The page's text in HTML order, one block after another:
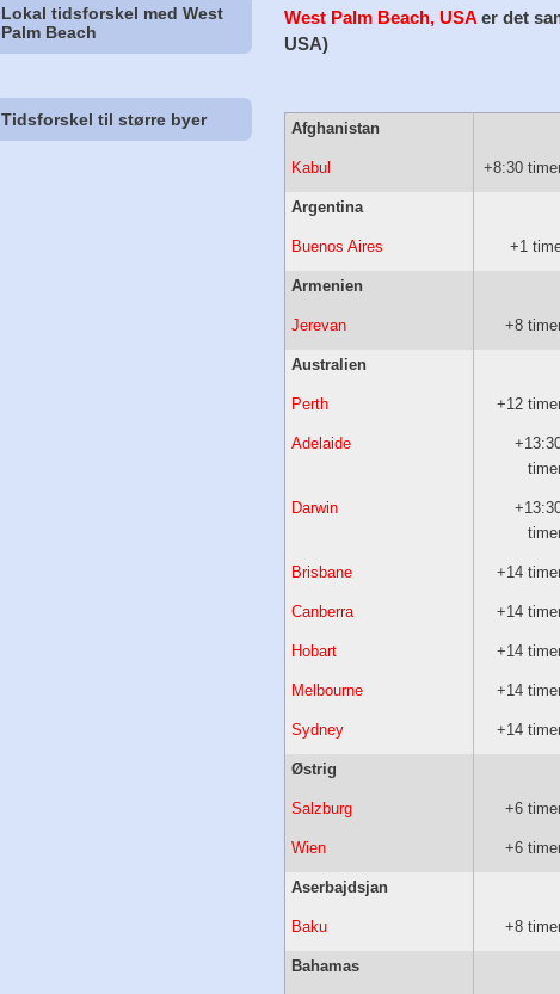
Lokal tidsforskel med West
Palm Beach
West Palm Beach, USA er det
USA)
Tidsforskel til større byer Afghanistan
Kabul +8:30
Argentina
Buenos Aires +1
Armenien
Jerevan +8
Australien
Perth +12
Adelaide
Darwin
Brisbane +14
Canberra +14
Hobart +14
Melbourne +14
Sydney +14
Østrig
Salzburg +6
Wien +6
Aserbajdsjan
Baku +8
Bahamas